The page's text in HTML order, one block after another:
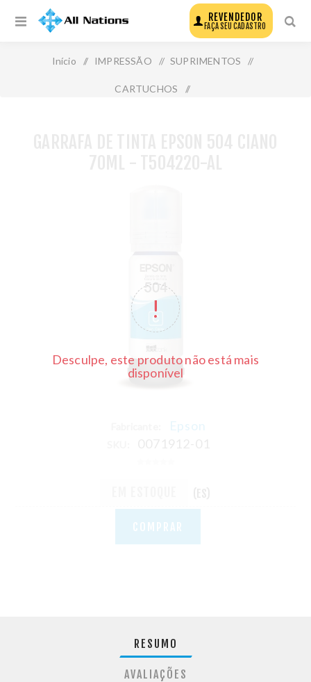
REVENDEDOR
FAÇA SEU CADASTRO
Início / IMPRESSÃO / SUPRIMENTOS /
CARTUCHOS /
Desculpe, este produto não está mais
disponível
Epson
COMPRAR
RESUMO
AVALIAÇÕES